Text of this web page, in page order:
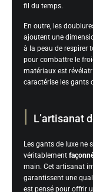
fil du temps.
En outre, les
ajoutent une
à la peau de respirer
pour combattre le
matériaux est
caractérise les gants
L’artisanat
Les gants de luxe ne
véritablement
main. Cet artisanat
garantissent une
est pensé pour offrir